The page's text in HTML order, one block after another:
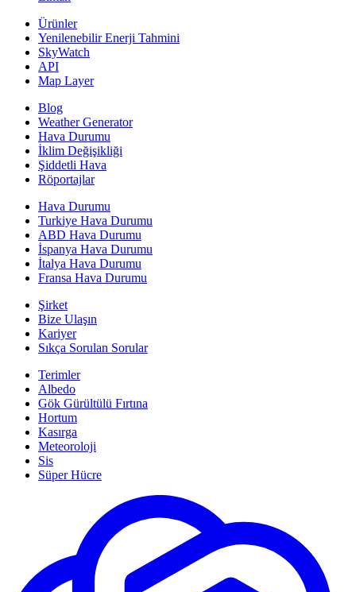
Ürünler
Yenilenebilir Enerji Tahmini
SkyWatch
API
Map Layer
Blog
Weather Generator
Hava Durumu
İklim Değişikliği
Şiddetli Hava
Röportajlar
Hava Durumu
Turkiye Hava Durumu
ABD Hava Durumu
İspanya Hava Durumu
İtalya Hava Durumu
Fransa Hava Durumu
Şirket
Bize Ulaşın
Kariyer
Sıkça Sorulan Sorular
Terimler
Albedo
Gök Gürültülü Fırtına
Hortum
Kasırga
Meteoroloji
Sis
Süper Hücre